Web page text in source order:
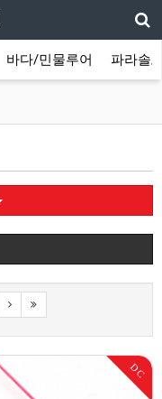
바다/민물루어 파라솔/
DC